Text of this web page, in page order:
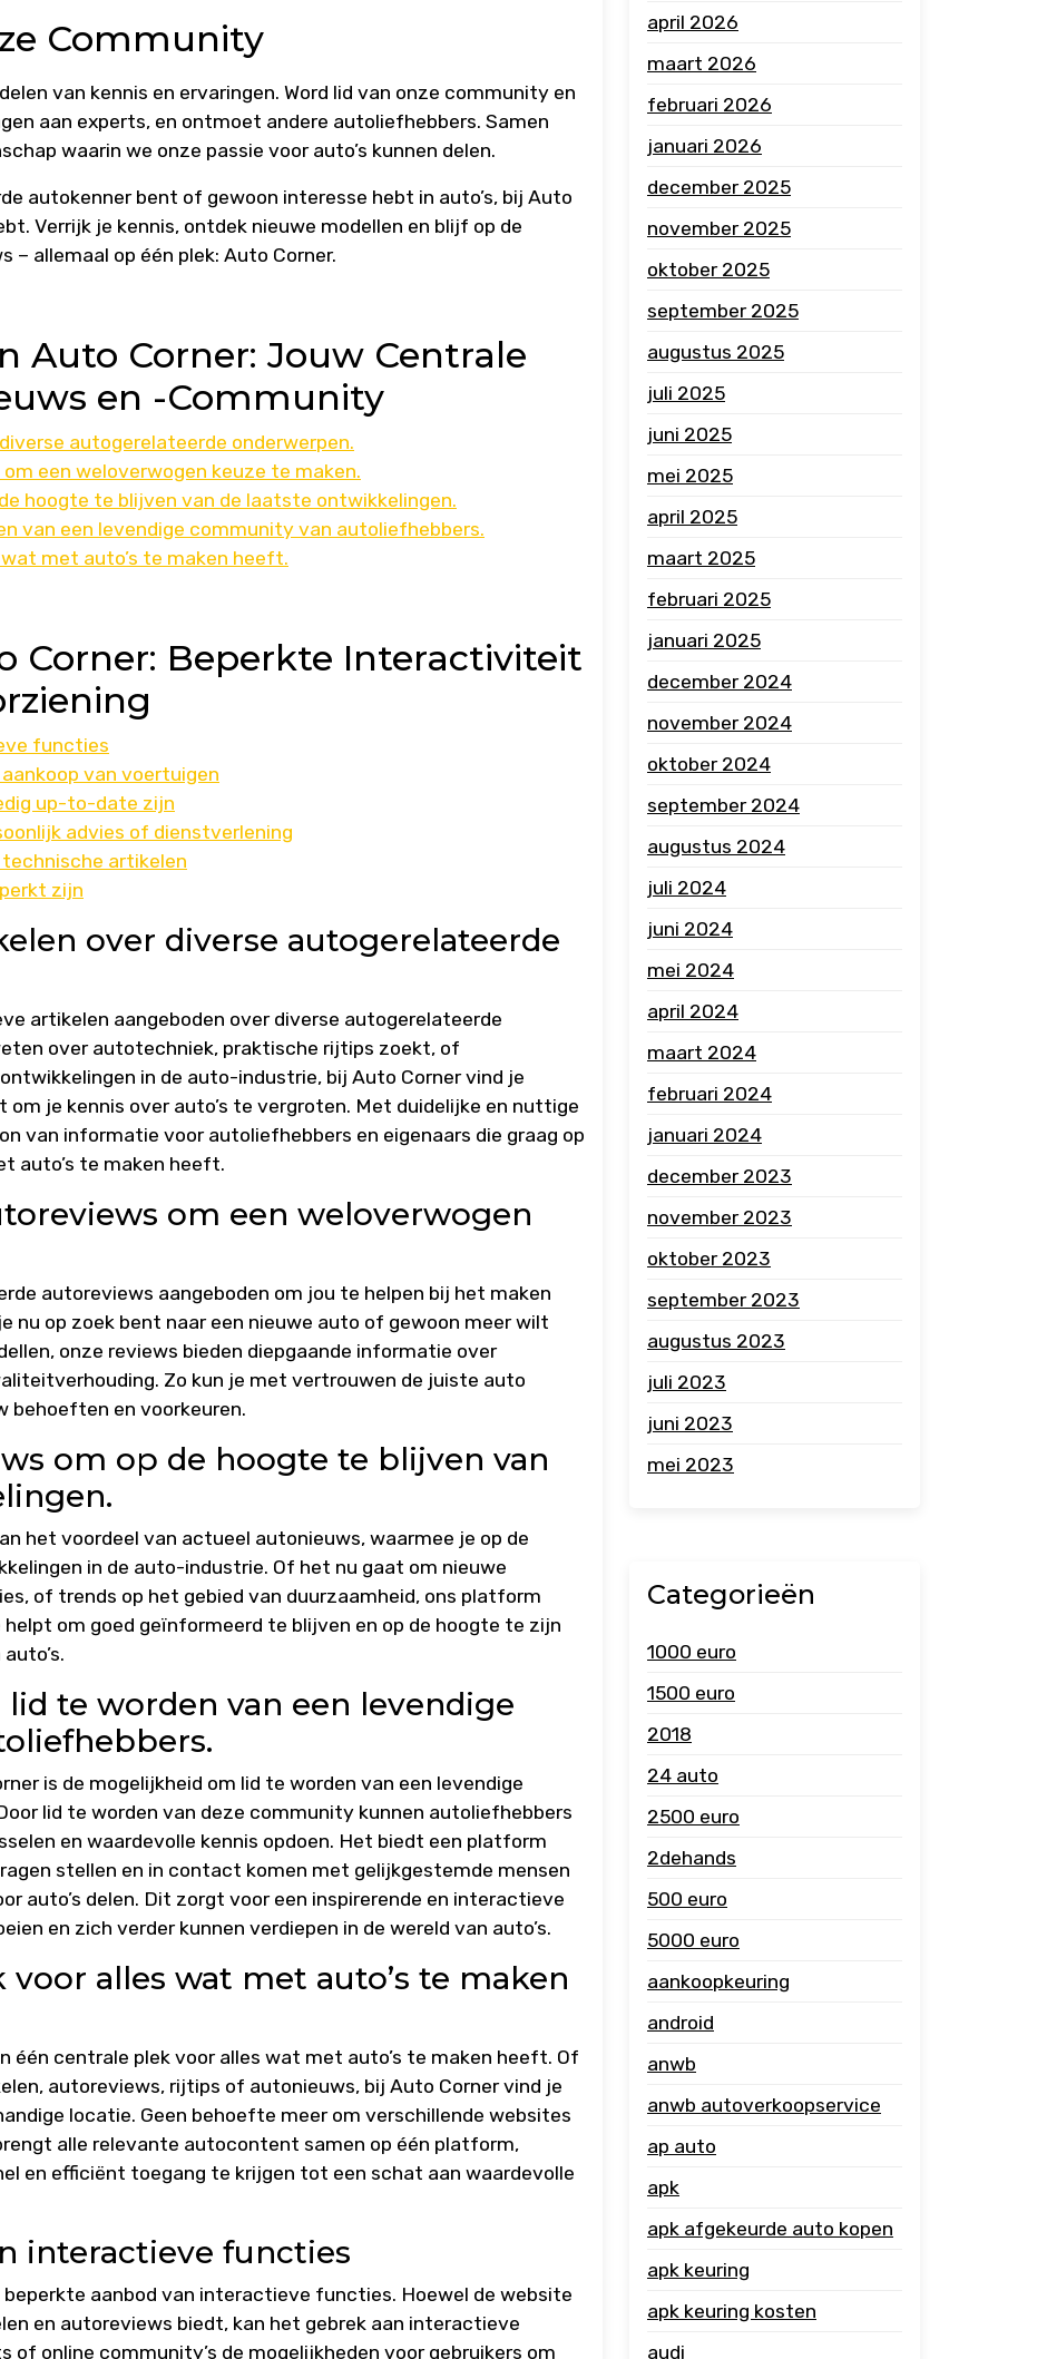
Community
van kennis en ervaringen. Word lid van onze community en
aan experts, en ontmoet andere autoliefhebbers. Samen
waarin we onze passie voor auto’s kunnen delen.
autokenner bent of gewoon interesse hebt in auto’s, bij Auto
Verrijk je kennis, ontdek nieuwe modellen en blijf op de
allemaal op één plek: Auto Corner.
Auto Corner: Jouw Centrale
en -Community
autogerelateerde onderwerpen.
een weloverwogen keuze te maken.
hoogte te blijven van de laatste ontwikkelingen.
van een levendige community van autoliefhebbers.
met auto’s te maken heeft.
Corner: Beperkte Interactiviteit
functies
van voertuigen
up-to-date zijn
advies of dienstverlening
artikelen
zijn
over diverse autogerelateerde
artikelen aangeboden over diverse autogerelateerde
over autotechniek, praktische rijtips zoekt, of
in de auto-industrie, bij Auto Corner vind je
je kennis over auto’s te vergroten. Met duidelijke en nuttige
van informatie voor autoliefhebbers en eigenaars die graag op
auto’s te maken heeft.
om een weloverwogen
autoreviews aangeboden om jou te helpen bij het maken
nu op zoek bent naar een nieuwe auto of gewoon meer wilt
onze reviews bieden diepgaande informatie over
Zo kun je met vertrouwen de juiste auto
behoeften en voorkeuren.
om op de hoogte te blijven van
het voordeel van actueel autonieuws, waarmee je op de
in de auto-industrie. Of het nu gaat om nieuwe
of trends op het gebied van duurzaamheid, ons platform
om goed geïnformeerd te blijven en op de hoogte te zijn
te worden van een levendige
is de mogelijkheid om lid te worden van een levendige
lid te worden van deze community kunnen autoliefhebbers
en waardevolle kennis opdoen. Het biedt een platform
stellen en in contact komen met gelijkgestemde mensen
auto’s delen. Dit zorgt voor een inspirerende en interactieve
en zich verder kunnen verdiepen in de wereld van auto’s.
voor alles wat met auto’s te maken
één centrale plek voor alles wat met auto’s te maken heeft. Of
autoreviews, rijtips of autonieuws, bij Auto Corner vind je
locatie. Geen behoefte meer om verschillende websites
alle relevante autocontent samen op één platform,
en efficiënt toegang te krijgen tot een schat aan waardevolle
interactieve functies
beperkte aanbod van interactieve functies. Hoewel de website
en autoreviews biedt, kan het gebrek aan interactieve
of online community’s de mogelijkheden voor gebruikers om
april 2026
maart 2026
februari 2026
januari 2026
december 2025
november 2025
oktober 2025
september 2025
augustus 2025
juli 2025
juni 2025
mei 2025
april 2025
maart 2025
februari 2025
januari 2025
december 2024
november 2024
oktober 2024
september 2024
augustus 2024
juli 2024
juni 2024
mei 2024
april 2024
maart 2024
februari 2024
januari 2024
december 2023
november 2023
oktober 2023
september 2023
augustus 2023
juli 2023
juni 2023
mei 2023
Categorieën
1000 euro
1500 euro
2018
24 auto
2500 euro
2dehands
500 euro
5000 euro
aankoopkeuring
android
anwb
anwb autoverkoopservice
ap auto
apk
apk afgekeurde auto kopen
apk keuring
apk keuring kosten
audi